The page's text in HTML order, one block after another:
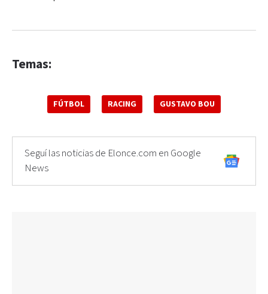
Temas:
FÚTBOL RACING GUSTAVO BOU
Seguí las noticias de Elonce.com en Google
News